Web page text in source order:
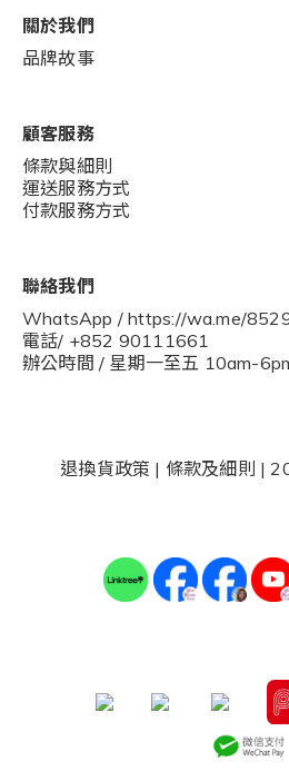
關於我們
品牌故事
顧客服務
條款與細則
運送服務方式
付款服務方式
聯絡我們
WhatsApp / https://wa.me/
電話/ +852 90111661
辦公時間 / 星期一至五 10am-
退換貨政策 | 條款及細則 |